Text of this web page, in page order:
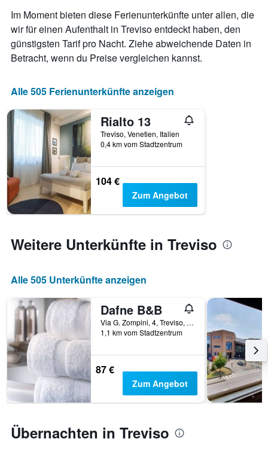
Diagramm
hat
1
X-
Achse,
die
der
Tage
Aufenthalt
anzeigt
Das
Diagramm
hat
1
die
Zimmerpreis
Im Moment bieten diese Ferienunterkünfte unter allen, die
wir für einen Aufenthalt in Treviso entdeckt haben, den
günstigsten Tarif pro Nacht. Ziehe abweichende Daten in
Betracht, wenn du Preise vergleichen kannst.
Alle 505 Ferienunterkünfte anzeigen
Rialto 13
Treviso, Venetien, Italien
0,4 km vom Stadtzentrum
104 €
Zum Angebot
Weitere Unterkünfte in Treviso
Alle 505 Unterkünfte anzeigen
Dafne B&B
Via G. Zompini, 4, Treviso, Venetien, Italien
1,1 km vom Stadtzentrum
87 €
Zum Angebot
Übernachten in Treviso